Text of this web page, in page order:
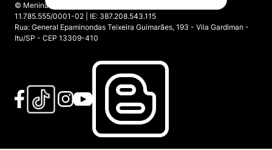
© Menina Shoes Comércio de Modas Eireli - EPP CNPJ:
11.785.555/0001-02 | IE: 387.208.543.115
Rua: General Epaminondas Teixeira Guimarães, 193 - Vila Gardiman -
Itu/SP - CEP 13309-410